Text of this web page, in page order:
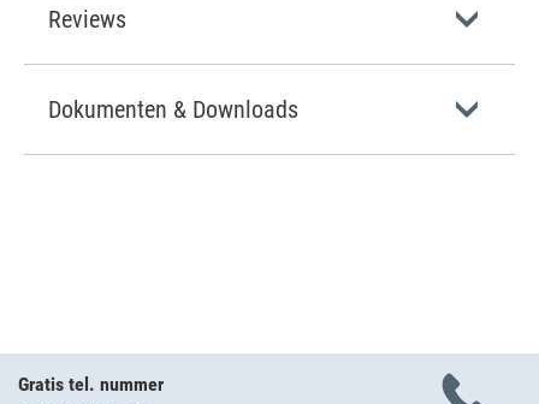
Reviews
Dokumenten & Downloads
Gratis tel. nummer